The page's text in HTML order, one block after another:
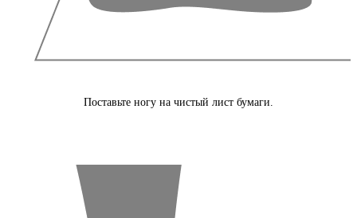
Поставьте ногу на чистый лист бумаги.